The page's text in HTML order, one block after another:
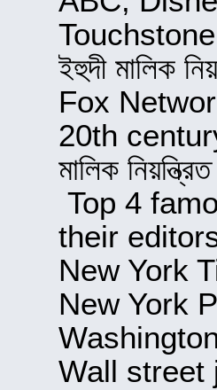
ইহুদী মালিক
Fox
20th
মালিক
Top 4
their
New York
New York
Wall street